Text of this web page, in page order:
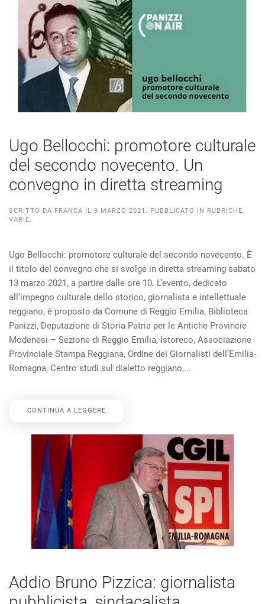
Ugo Bellocchi: promotore culturale
del secondo novecento. Un
convegno in diretta streaming
SCRITTO DA FRANCA IL 9 MARZO 2021 . PUBBLICATO IN RUBRICHE,
VARIE.
Ugo Bellocchi: promotore culturale del secondo novecento. È
il titolo del convegno che si svolge in diretta streaming sabato
13 marzo 2021, a partire dalle ore 10. L’evento, dedicato
all’impegno culturale dello storico, giornalista e intellettuale
reggiano, è proposto da Comune di Reggio Emilia, Biblioteca
Panizzi, Deputazione di Storia Patria per le Antiche Provincie
Modenesi – Sezione di Reggio Emilia, Istoreco, Associazione
Provinciale Stampa Reggiana, Ordine dei Giornalisti dell’Emilia-
Romagna, Centro studi sul dialetto reggiano,...
CONTINUA A LEGGERE
Addio Bruno Pizzica: giornalista